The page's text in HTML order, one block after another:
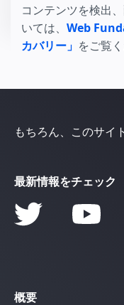
コンテンツを検出
いては、 Web
カバリー」 をご覧く
もちろん、このサイ
最新情報をチェック
概要